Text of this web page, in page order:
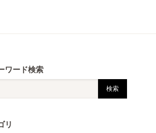
ワード検索
リ